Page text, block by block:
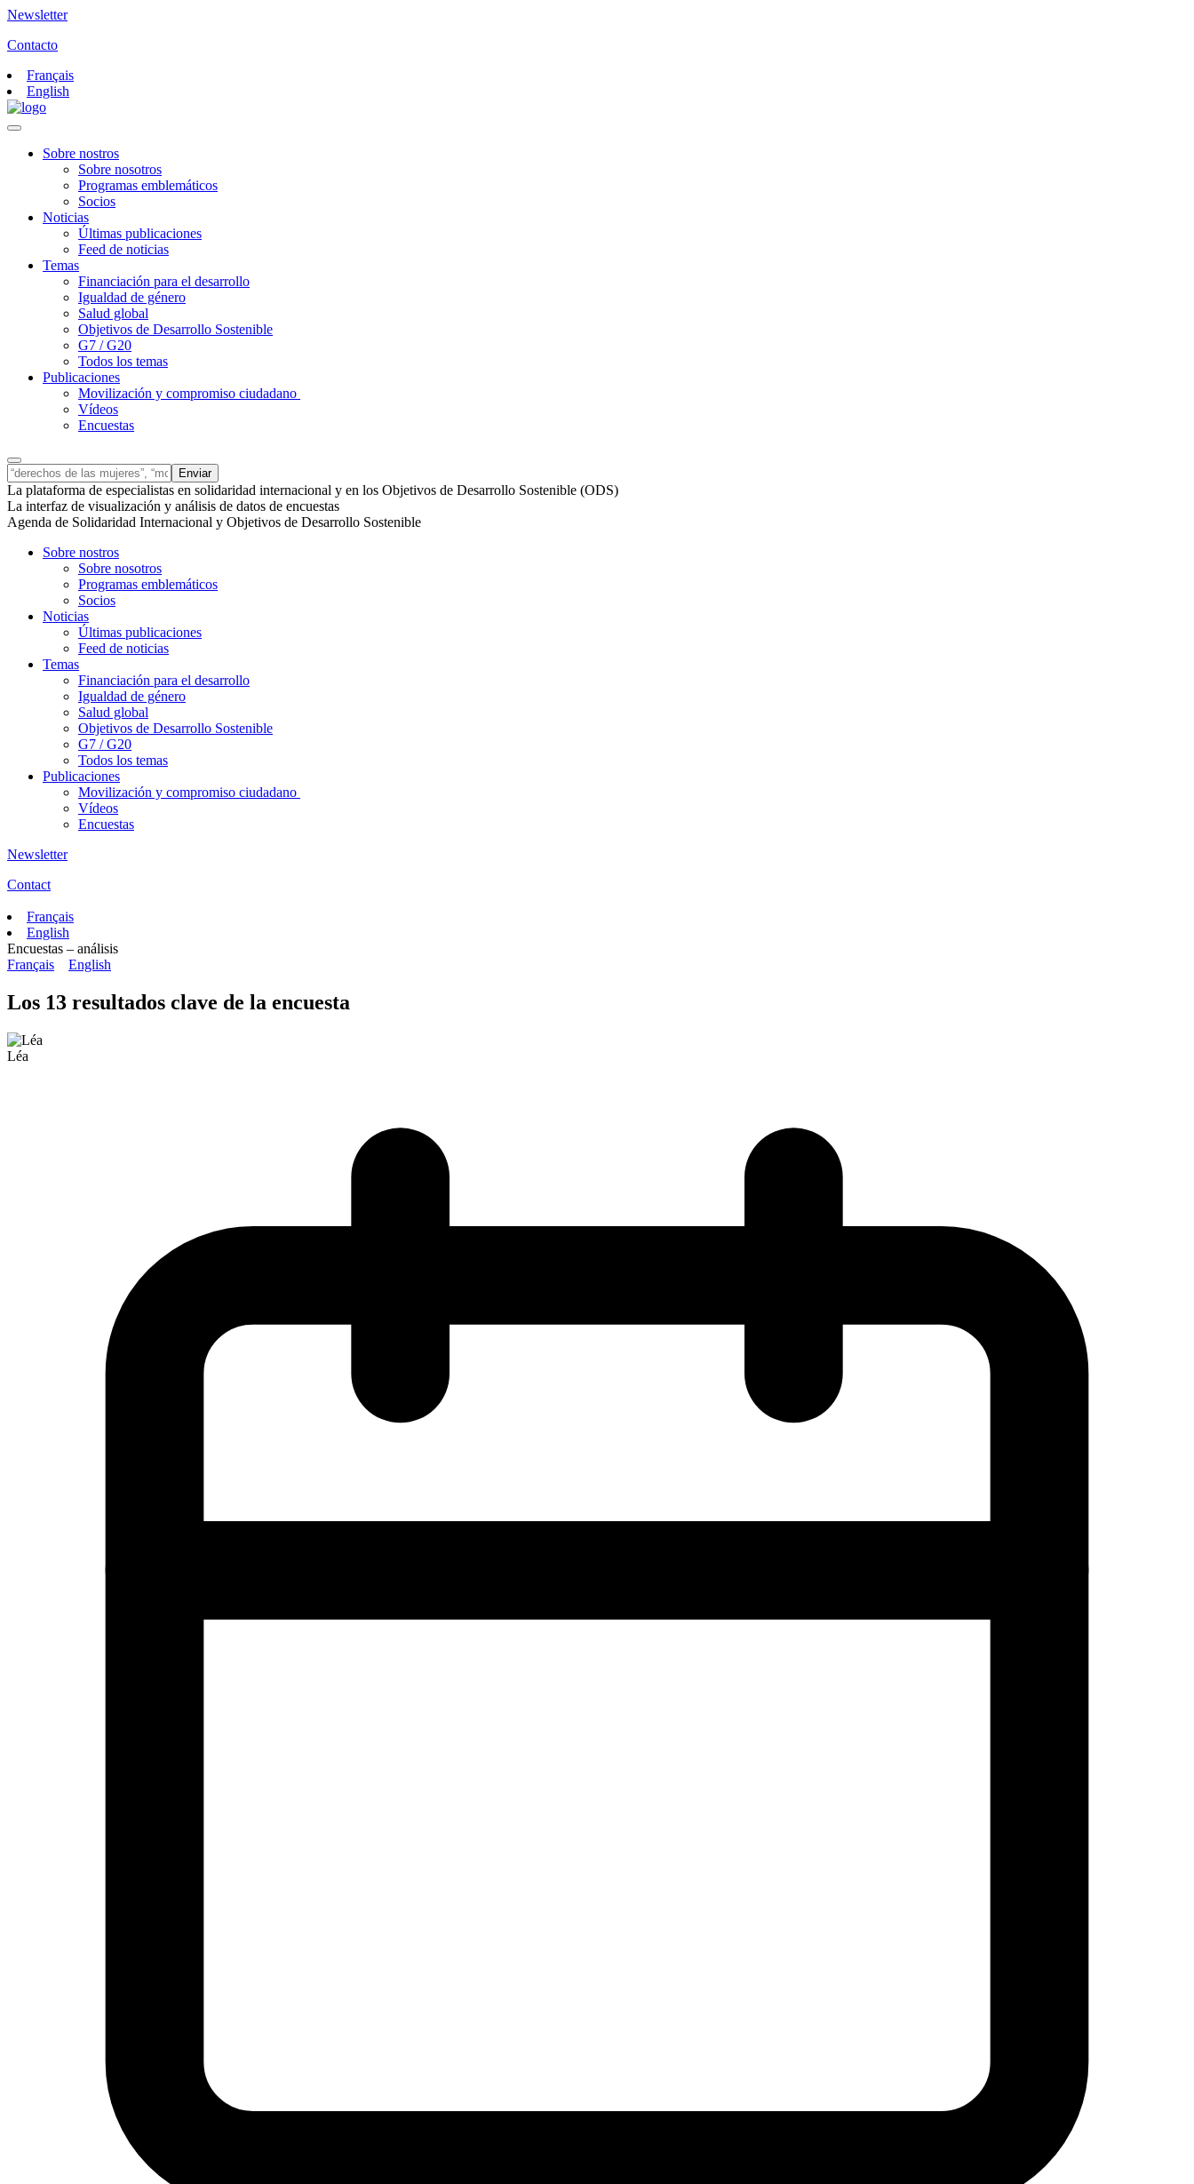
Newsletter
Contacto
Français
English
Sobre nostros
Sobre nosotros
Programas emblemáticos
Socios
Noticias
Últimas publicaciones
Feed de noticias
Temas
Financiación para el desarrollo
Igualdad de género
Salud global
Objetivos de Desarrollo Sostenible
G7 / G20
Todos los temas
Publicaciones
Movilización y compromiso ciudadano
Vídeos
Encuestas
La plataforma de especialistas en solidaridad internacional y en los Objetivos de Desarrollo Sostenible (ODS)
La interfaz de visualización y análisis de datos de encuestas
Agenda de Solidaridad Internacional y Objetivos de Desarrollo Sostenible
Sobre nostros
Sobre nosotros
Programas emblemáticos
Socios
Noticias
Últimas publicaciones
Feed de noticias
Temas
Financiación para el desarrollo
Igualdad de género
Salud global
Objetivos de Desarrollo Sostenible
G7 / G20
Todos los temas
Publicaciones
Movilización y compromiso ciudadano
Vídeos
Encuestas
Newsletter
Contact
Français
English
Encuestas – análisis
Français
English
Los 13 resultados clave de la encuesta
Léa